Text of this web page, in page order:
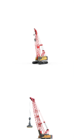
Bandingkan